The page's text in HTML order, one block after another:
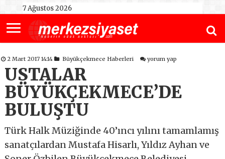
7 Ağustos 2026
2 Mart 2017 14:14 Büyükçekmece Haberleri yorum yap
USTALAR
BÜYÜKÇEKMECE’DE
BULUŞTU
Türk Halk Müziğinde 40’ıncı yılını tamamlamış
sanatçılardan Mustafa Hisarlı, Yıldız Ayhan ve